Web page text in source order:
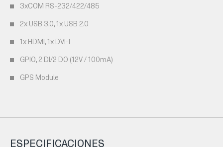
3xCOM RS-232/422/485
2x USB 3.0, 1x USB 2.0
1x HDMI, 1x DVI-I
GPIO, 2 DI/2 DO (12V / 100mA)
GPS Module
ESPECIFICACIONES